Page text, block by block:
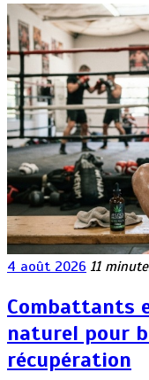
4 août 2026 11
Combattants
naturel pour
récupération